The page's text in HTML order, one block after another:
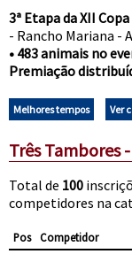
3ª Etapa da XII
- Rancho Mariana -
• 483 animais no
Premiação
Melhores tempos Ver
Três Tambores
Total de 100
competidores na
Pos Competidor